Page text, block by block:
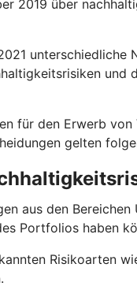
2019 über
für den Erwerb
gelten
aus den
Portfolios haben
Risikoarten